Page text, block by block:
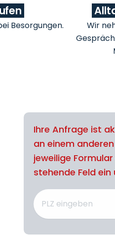
Besorgungen.
Wir
Ihre Anfrage ist
an einem
jeweilige
stehende Feld